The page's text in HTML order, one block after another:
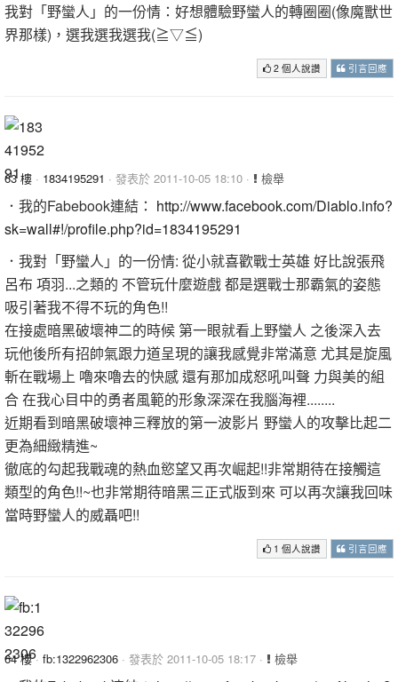
我對「野蠻人」的一份情：好想體驗野蠻人的轉圈圈(像魔獸世
界那樣)，選我選我選我(≧▽≦)
2 個人說讚 引言回應
63 樓 · 1834195291 · 發表於 2011-10-05 18:10 · 檢舉
．我的Fabebook連結： http://www.facebook.com/Diablo.info?
sk=wall#!/profile.php?id=1834195291
．我對「野蠻人」的一份情: 從小就喜歡戰士英雄 好比說張飛
呂布 項羽...之類的 不管玩什麼遊戲 都是選戰士那霸氣的姿態
吸引著我不得不玩的角色!!
在接處暗黑破壞神二的時候 第一眼就看上野蠻人 之後深入去
玩他後所有招帥氣跟力道呈現的讓我感覺非常滿意 尤其是旋風
斬在戰場上 嚕來嚕去的快感 還有那加成怒吼叫聲 力與美的組
合 在我心目中的勇者風範的形象深深在我腦海裡........
近期看到暗黑破壞神三釋放的第一波影片 野蠻人的攻擊比起二
更為細緻精進~
徹底的勾起我戰魂的熱血慾望又再次崛起!!非常期待在接觸這
類型的角色!!~也非常期待暗黑三正式版到來 可以再次讓我回味
當時野蠻人的威聶吧!!
1 個人說讚 引言回應
64 樓· fb:1322962306 · 發表於 2011-10-05 18:17 · 檢舉